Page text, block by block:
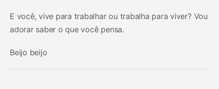
E você, vive para trabalhar ou trabalha para viver? Vou
adorar saber o que você pensa.
Beijo beijo